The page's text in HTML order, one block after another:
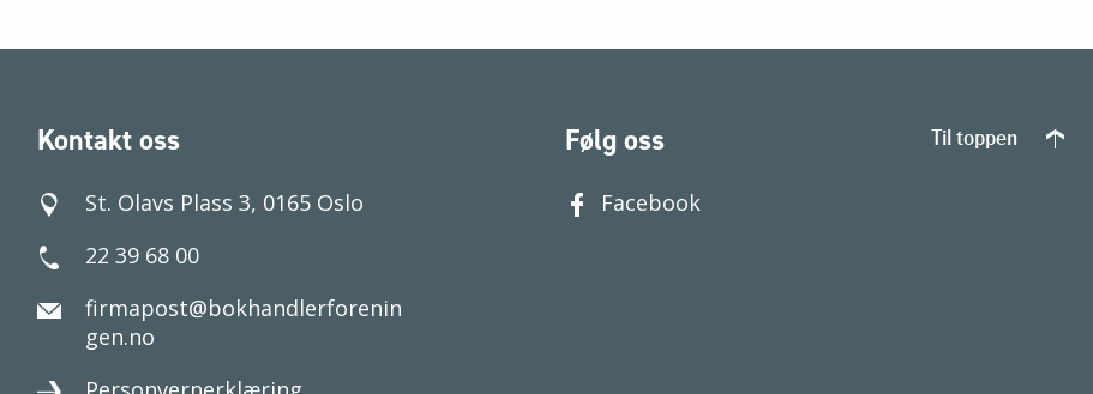
Kontakt oss
St. Olavs Plass 3, 0165 Oslo
22 39 68 00
firmapost@bokhandlerforenin
gen.no
Følg oss
Facebook
Til toppen